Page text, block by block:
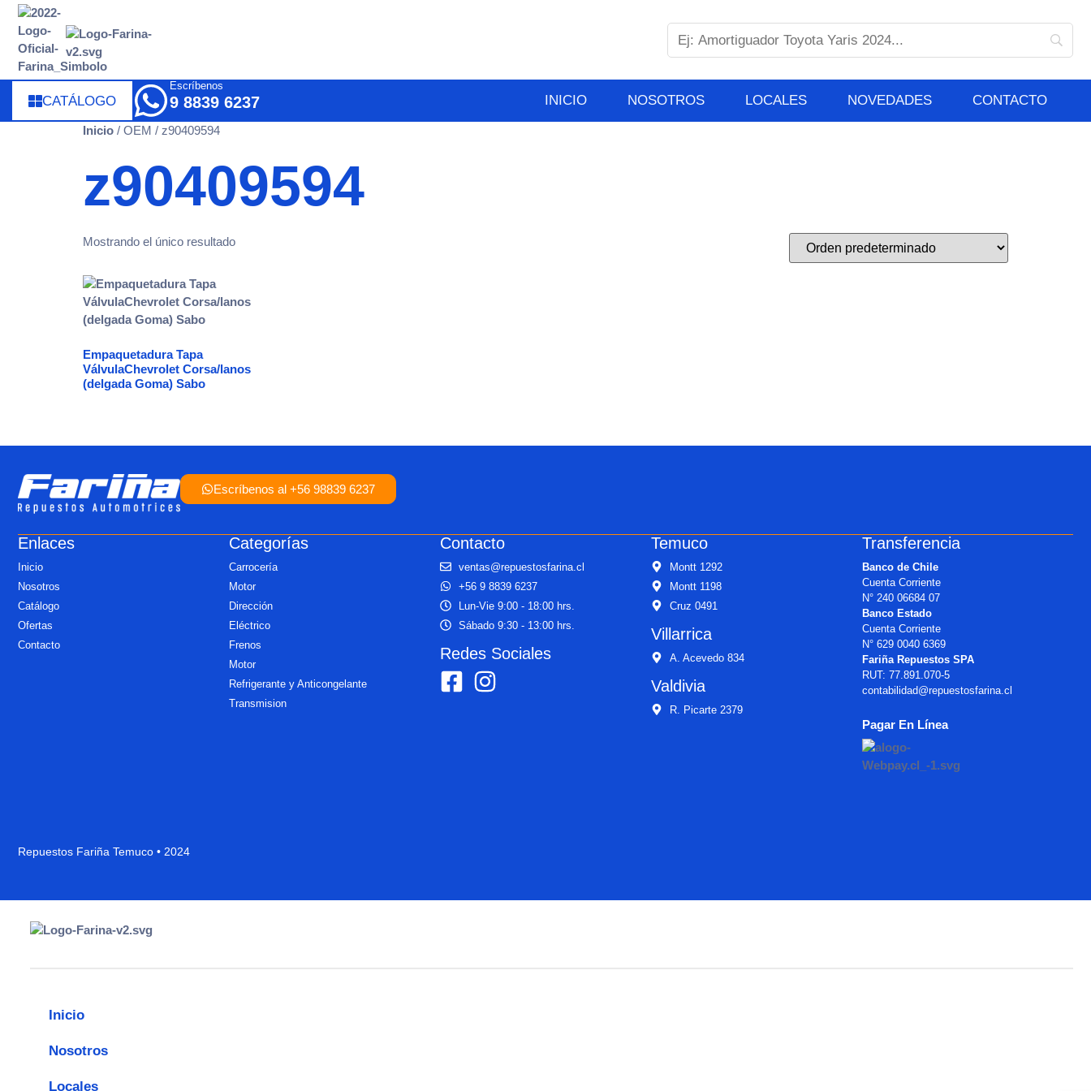
CATÁLOGO
Escríbenos
9 8839 6237 INICIO NOSOTROS LOCALES NOVEDADES CONTACTO
Inicio / OEM / z90409594
z90409594
Mostrando el único resultado
Empaquetadura Tapa
VálvulaChevrolet Corsa/lanos
(delgada Goma) Sabo
Escríbenos al +56 98839 6237
Enlaces
Inicio
Nosotros
Catálogo
Ofertas
Contacto
Categorías
Carrocería
Motor
Dirección
Eléctrico
Frenos
Motor
Refrigerante y Anticongelante
Transmision
Contacto
ventas@repuestosfarina.cl
+56 9 8839 6237
Lun-Vie 9:00 - 18:00 hrs.
Sábado 9:30 - 13:00 hrs.
Redes Sociales
Temuco
Montt 1292
Montt 1198
Cruz 0491
Villarrica
A. Acevedo 834
Valdivia
R. Picarte 2379
Transferencia
Banco de Chile
Cuenta Corriente
N° 240 06684 07
Banco Estado
Cuenta Corriente
N° 629 0040 6369
Fariña Repuestos SPA
RUT: 77.891.070-5
contabilidad@repuestosfarina.cl
Pagar En Línea
Repuestos Fariña Temuco • 2024
Inicio
Nosotros
Locales